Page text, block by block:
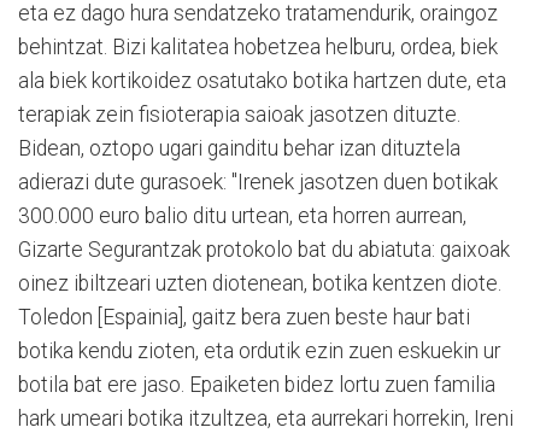
eta ez dago hura sendatzeko tratamendurik, oraingoz
behintzat. Bizi kalitatea hobetzea helburu, ordea, biek
ala biek kortikoidez osatutako botika hartzen dute, eta
terapiak zein fisioterapia saioak jasotzen dituzte.
Bidean, oztopo ugari gainditu behar izan dituztela
adierazi dute gurasoek: "Irenek jasotzen duen botikak
300.000 euro balio ditu urtean, eta horren aurrean,
Gizarte Segurantzak protokolo bat du abiatuta: gaixoak
oinez ibiltzeari uzten diotenean, botika kentzen diote.
Toledon [Espainia], gaitz bera zuen beste haur bati
botika kendu zioten, eta ordutik ezin zuen eskuekin ur
botila bat ere jaso. Epaiketen bidez lortu zuen familia
hark umeari botika itzultzea, eta aurrekari horrekin, Ireni